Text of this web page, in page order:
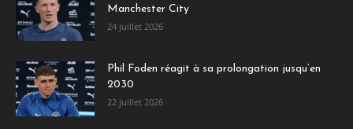
Manchester City
24 juillet 2026
Phil Foden réagit à sa prolongation jusqu’en
2030
22 juillet 2026